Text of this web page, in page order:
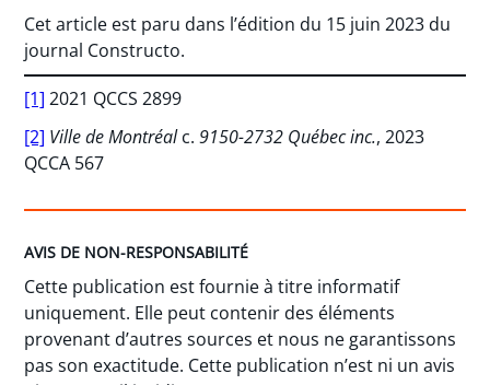
Cet article est paru dans l’édition du 15 juin 2023 du
journal Constructo.
[1] 2021 QCCS 2899
[2] Ville de Montréalc. 9150-2732 Québec inc., 2023
QCCA 567
AVIS DE NON-RESPONSABILITÉ
Cette publication est fournie à titre informatif
uniquement. Elle peut contenir des éléments
provenant d’autres sources et nous ne garantissons
pas son exactitude. Cette publication n’est ni un avis